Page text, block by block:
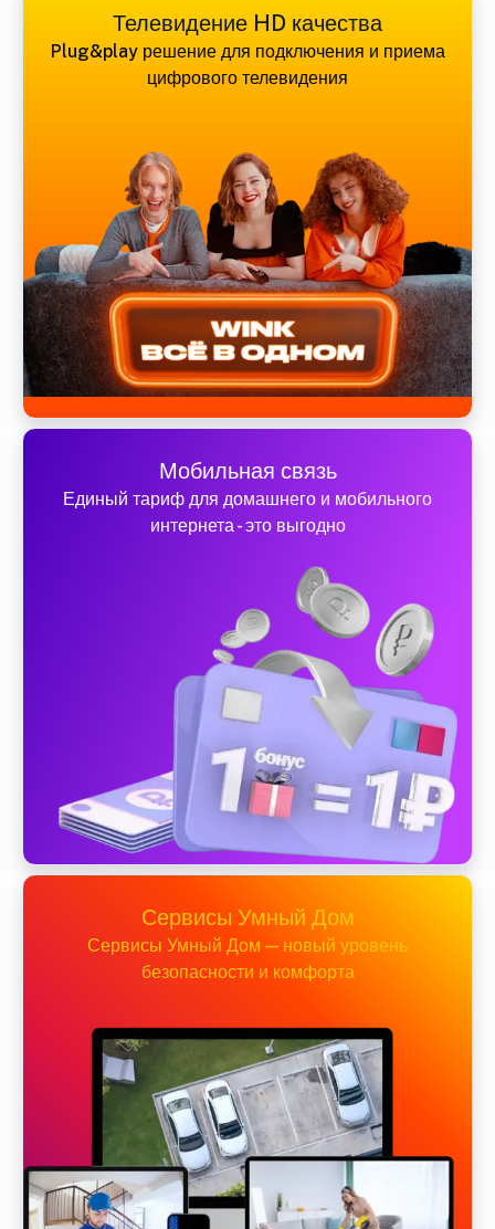
Телевидение HD качества
Plug&play решение для подключения и приема
цифрового телевидения
Мобильная связь
Единый тариф для домашнего и мобильного
интернета - это выгодно
Сервисы Умный Дом
Сервисы Умный Дом — новый уровень
безопасности и комфорта